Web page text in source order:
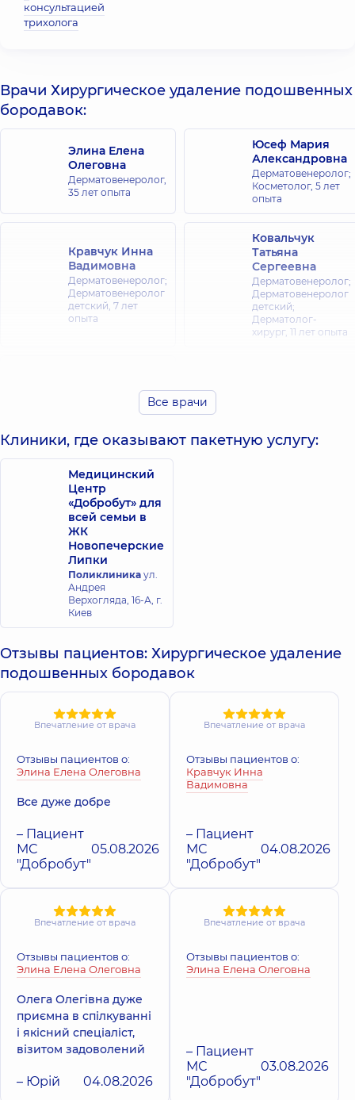
консультацией
трихолога
Врачи Хирургическое удаление подошвенных
бородавок:
Элина Елена
Олеговна
Дерматовенеролог,
35 лет опыта
Юсеф Мария
Александровна
Дерматовенеролог;
Косметолог, 5 лет
опыта
Кравчук Инна
Вадимовна
Дерматовенеролог;
Дерматовенеролог
детский, 7 лет
опыта
Ковальчук
Татьяна
Сергеевна
Дерматовенеролог;
Дерматовенеролог
детский;
Дерматолог-
хирург, 11 лет опыта
Дерматовенеролог;
Дерматовенеролог
Дерматолог-
хирург;
опыта
Все врачи
Клиники, где оказывают пакетную услугу:
Медицинский
Центр
«Добробут» для
всей семьи в
ЖК
Новопечерские
Липки
Поликлиника ул.
Андрея
Верхогляда, 16-А, г.
Киев
Отзывы пациентов: Хирургическое удаление
подошвенных бородавок
Впечатление от врача
Отзывы пациентов о:
Элина Елена Олеговна
Все дуже добре
– Пациент
МС
"Добробут"
05.08.2026
Впечатление от врача
Отзывы пациентов о:
Кравчук Инна
Вадимовна
– Пациент
МС
"Добробут"
04.08.2026
Впечатление от врача
Отзывы пациентов о:
Элина Елена Олеговна
Олега Олегівна дуже
приємна в спілкуванні
і якісний спеціаліст,
візитом задоволений
– Юрій 04.08.2026
Впечатление от врача
Отзывы пациентов о:
Элина Елена Олеговна
– Пациент
МС
"Добробут"
03.08.2026